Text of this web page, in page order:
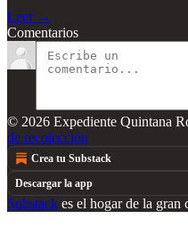
Leer →
Comentarios
© 2026 Expediente Quintana
de recolección
Crea tu Substack
Descargar la app
Substack es el hogar de la gran